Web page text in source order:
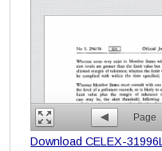
Page
Download CELEX-